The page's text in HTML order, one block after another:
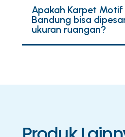
Apakah Karpet Motif
Bandung bisa
ukuran ruangan?